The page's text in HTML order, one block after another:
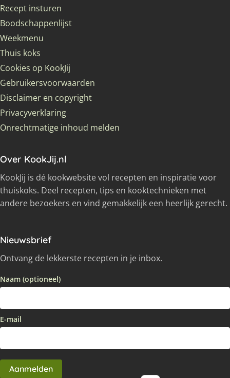
Recept insturen
Boodschappenlijst
Weekmenu
Thuis koks
Cookies op KookJij
Gebruikersvoorwaarden
Disclaimer en copyright
Privacyverklaring
Onrechtmatige inhoud melden
Over KookJij.nl
KookJij is dé kookwebsite vol recepten en inspiratie voor
thuiskoks. Deel recepten, tips en kooktechnieken met
andere bezoekers en vind gemakkelijk een heerlijk gerecht.
Nieuwsbrief
Ontvang de lekkerste recepten in je inbox.
Naam (optioneel)
E-mail
Aanmelden